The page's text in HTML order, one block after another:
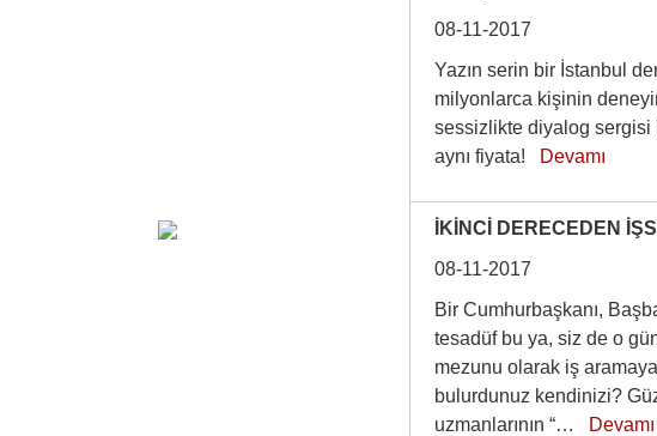
08-11-2017
Yazın serin bir İstanbul
milyonlarca kişinin
sessizlikte diyalog sergisi
aynı fiyata!
Devamı
İKİNCİ DERECEDEN
08-11-2017
Bir Cumhurbaşkanı,
tesadüf bu ya, siz de o
mezunu olarak iş
bulurdunuz kendinizi?
uzmanlarının “…
Devamı